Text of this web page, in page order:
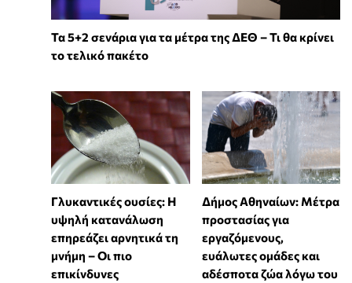
Τα 5+2 σενάρια για τα μέτρα της ΔΕΘ – Τι θα κρίνει
το τελικό πακέτο
Γλυκαντικές ουσίες: Η
υψηλή κατανάλωση
επηρεάζει αρνητικά τη
μνήμη – Οι πιο
επικίνδυνες
Δήμος Αθηναίων: Μέτρα
προστασίας για
εργαζόμενους,
ευάλωτες ομάδες και
αδέσποτα ζώα λόγω του